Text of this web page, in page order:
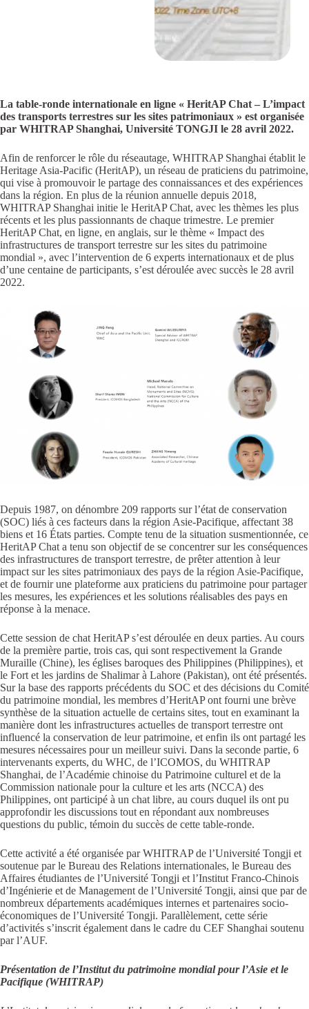
La table-ronde internationale en ligne « HeritAP Chat – L’impact
des transports terrestres sur les sites patrimoniaux » est organisée
par WHITRAP Shanghai, Université TONGJI le 28 avril 2022.
Afin de renforcer le rôle du réseautage, WHITRAP Shanghai établit le
Heritage Asia-Pacific (HeritAP), un réseau de praticiens du patrimoine,
qui vise à promouvoir le partage des connaissances et des expériences
dans la région. En plus de la réunion annuelle depuis 2018,
WHITRAP Shanghai initie le HeritAP Chat, avec les thèmes les plus
récents et les plus passionnants de chaque trimestre. Le premier
HeritAP Chat, en ligne, en anglais, sur le thème « Impact des
infrastructures de transport terrestre sur les sites du patrimoine
mondial », avec l’intervention de 6 experts internationaux et de plus
d’une centaine de participants, s’est déroulée avec succès le 28 avril
2022.
Depuis 1987, on dénombre 209 rapports sur l’état de conservation
(SOC) liés à ces facteurs dans la région Asie-Pacifique, affectant 38
biens et 16 États parties. Compte tenu de la situation susmentionnée, ce
HeritAP Chat a tenu son objectif de se concentrer sur les conséquences
des infrastructures de transport terrestre, de prêter attention à leur
impact sur les sites patrimoniaux des pays de la région Asie-Pacifique,
et de fournir une plateforme aux praticiens du patrimoine pour partager
les mesures, les expériences et les solutions réalisables des pays en
réponse à la menace.
Cette session de chat HeritAP s’est déroulée en deux parties. Au cours
de la première partie, trois cas, qui sont respectivement la Grande
Muraille (Chine), les églises baroques des Philippines (Philippines), et
le Fort et les jardins de Shalimar à Lahore (Pakistan), ont été présentés.
Sur la base des rapports précédents du SOC et des décisions du Comité
du patrimoine mondial, les membres d’HeritAP ont fourni une brève
synthèse de la situation actuelle de certains sites, tout en examinant la
manière dont les infrastructures actuelles de transport terrestre ont
influencé la conservation de leur patrimoine, et enfin ils ont partagé les
mesures nécessaires pour un meilleur suivi. Dans la seconde partie, 6
intervenants experts, du WHC, de l’ICOMOS, du WHITRAP
Shanghai, de l’Académie chinoise du Patrimoine culturel et de la
Commission nationale pour la culture et les arts (NCCA) des
Philippines, ont participé à un chat libre, au cours duquel ils ont pu
approfondir les discussions tout en répondant aux nombreuses
questions du public, témoin du succès de cette table-ronde.
Cette activité a été organisée par WHITRAP de l’Université Tongji et
soutenue par le Bureau des Relations internationales, le Bureau des
Affaires étudiantes de l’Université Tongji et l’Institut Franco-Chinois
d’Ingénierie et de Management de l’Université Tongji, ainsi que par de
nombreux départements académiques internes et partenaires socio-
économiques de l’Université Tongji. Parallèlement, cette série
d’activités s’inscrit également dans le cadre du CEF Shanghai soutenu
par l’AUF.
Présentation de l’Institut du patrimoine mondial pour l’Asie et le
Pacifique (WHITRAP)